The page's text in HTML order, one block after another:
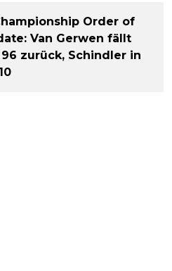
Order of
Van Gerwen fällt
zurück, Schindler in